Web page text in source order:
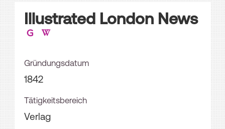
Illustrated London News
Gründungsdatum
1842
Tätigkeitsbereich
Verlag